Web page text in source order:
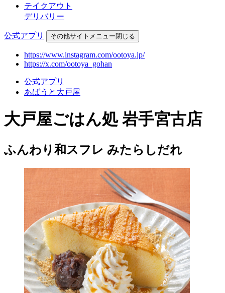
テイクアウト
デリバリー
公式アプリ その他サイトメニュー閉じる
https://www.instagram.com/ootoya.jp/
https://x.com/ootoya_gohan
公式アプリ
あばうと大戸屋
大戸屋ごはん処 岩手宮古店
ふんわり和スフレ みたらしだれ